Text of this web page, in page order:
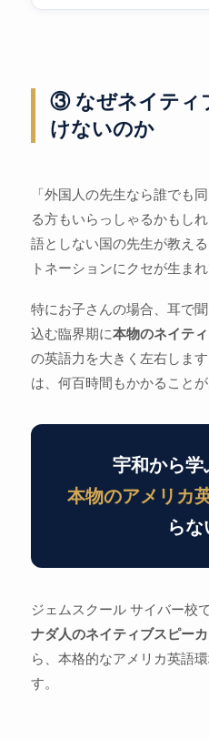
③ なぜネイティ
けないのか
「外国人の先生なら誰で
る方もいらっしゃるかもし
語としない国の先生が教え
トネーションにクセが生ま
特にお子さんの場合、耳で
込む臨界期に本物のネイテ
の英語力を大きく左右しま
は、何百時間もかかることが
宇和から学
本物のアメリカ
らな
ジェムスクール サイバー校
ナダ人のネイティブスピー
ら、本格的なアメリカ英語
す。